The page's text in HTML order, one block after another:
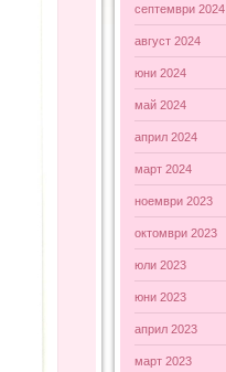
септември 2024
август 2024
юни 2024
май 2024
април 2024
март 2024
ноември 2023
октомври 2023
юли 2023
юни 2023
април 2023
март 2023